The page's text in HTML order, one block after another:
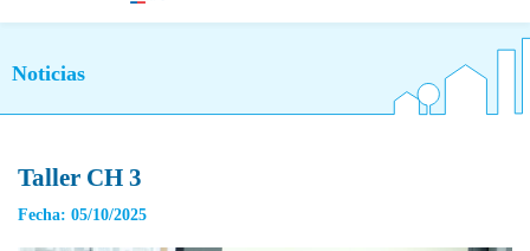
Noticias
Taller CH 3
Fecha: 05/10/2025